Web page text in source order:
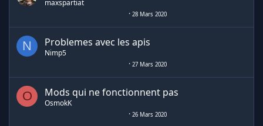
maxspartiat
28 Mars 2020
N Problemes avec les apis
Nimp5
27 Mars 2020
O Mods qui ne fonctionnent pas
OsmokK
26 Mars 2020